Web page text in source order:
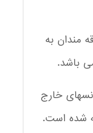
مندان به
باشد.
خارج